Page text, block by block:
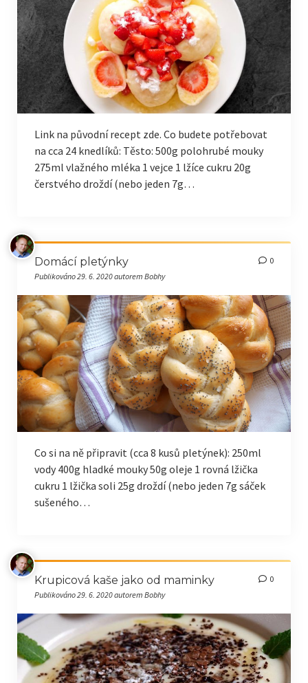
Link na původní recept zde. Co budete potřebovat
na cca 24 knedlíků: Těsto: 500g polohrubé mouky
275ml vlažného mléka 1 vejce 1 lžíce cukru 20g
čerstvého droždí (nebo jeden 7g…
Domácí pletýnky
Publikováno 29. 6. 2020 autorem Bobhy
0
Co si na ně připravit (cca 8 kusů pletýnek): 250ml
vody 400g hladké mouky 50g oleje 1 rovná lžička
cukru 1 lžička soli 25g droždí (nebo jeden 7g sáček
sušeného…
Krupicová kaše jako od maminky
Publikováno 29. 6. 2020 autorem Bobhy
0